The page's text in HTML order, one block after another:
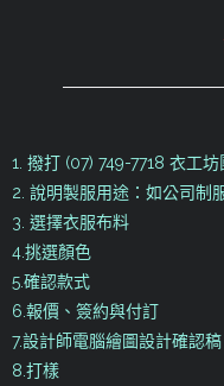
1. 撥打 (07) 749-7718 衣工
2. 說明製服用途：如公司制
3. 選擇衣服布料
4.挑選顏色
5.確認款式
6.報價、簽約與付訂
7.設計師電腦繪圖設計確認稿
8.打樣